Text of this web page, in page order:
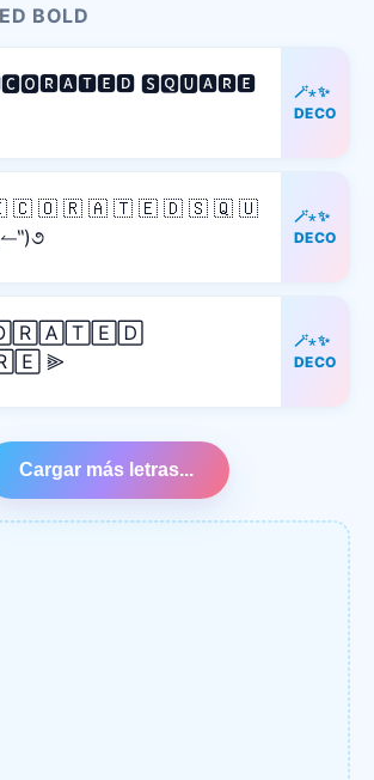
BOLD
🆂🆀🆄🅰🆁🅴
🪄⋆✨
DECO
🇪 🇨 🇴 🇷 🇦 🇹 🇪 🇩 🇸 🇶 🇺
🪄⋆✨
DECO
⫸
🪄⋆✨
DECO
Cargar más letras...